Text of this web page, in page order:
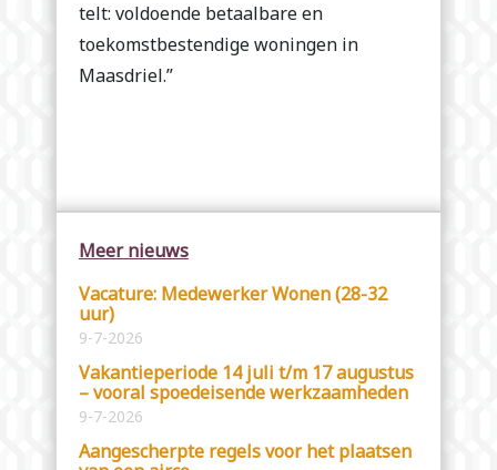
telt: voldoende betaalbare en
toekomstbestendige woningen in
Maasdriel.”
Meer nieuws
Vacature: Medewerker Wonen (28-32
uur)
9-7-2026
Vakantieperiode 14 juli t/m 17 augustus
– vooral spoedeisende werkzaamheden
9-7-2026
Aangescherpte regels voor het plaatsen